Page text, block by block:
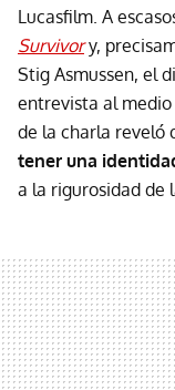
Lucasfilm. A
Survivory,
Stig Asmussen, el
entrevista al
de la charla reveló
tener una
a la rigurosidad de